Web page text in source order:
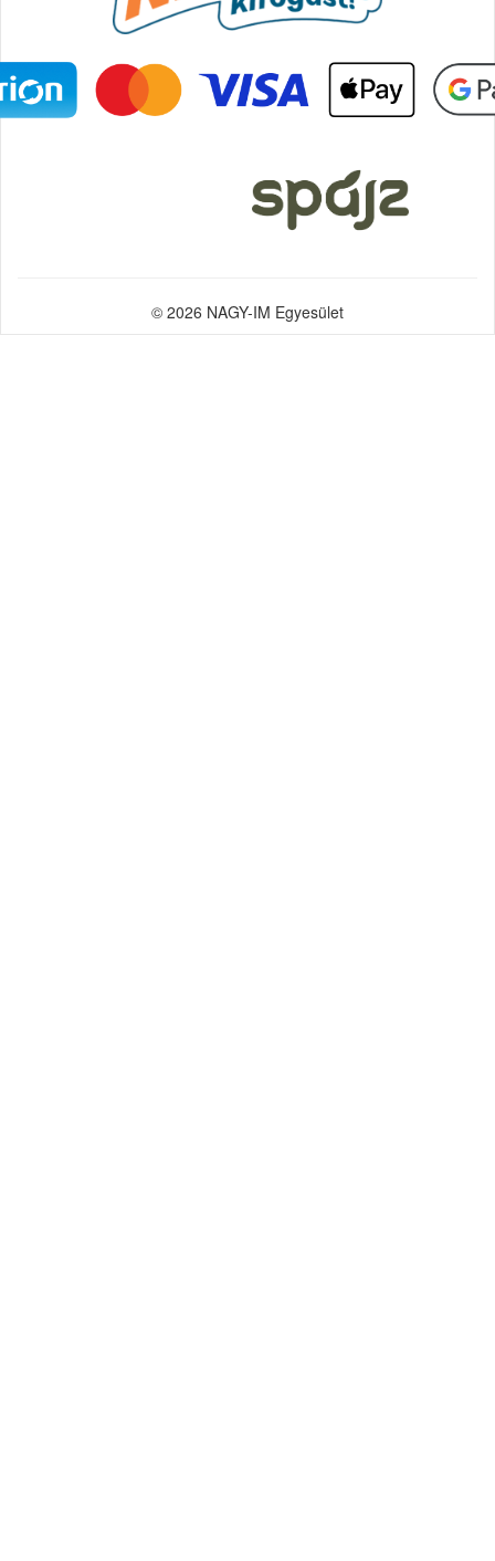
© 2026 NAGY-IM Egyesület